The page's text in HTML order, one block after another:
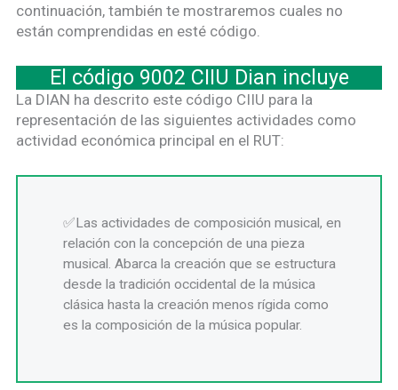
continuación, también te mostraremos cuales no
están comprendidas en esté código.
El código 9002 CIIU Dian incluye
La DIAN ha descrito este código CIIU para la
representación de las siguientes actividades como
actividad económica principal en el RUT:
Las actividades de composición musical, en
relación con la concepción de una pieza
musical. Abarca la creación que se estructura
desde la tradición occidental de la música
clásica hasta la creación menos rígida como
es la composición de la música popular.